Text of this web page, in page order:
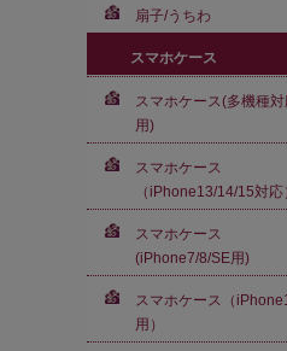
扇子/うちわ
スマホケース
スマホケース(多機種
用)
スマホケース
（iPhone13/14/15対応
スマホケース
(iPhone7/8/SE用)
スマホケース（
用）